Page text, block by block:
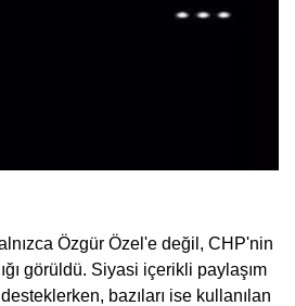
Özgür Özel'e değil, CHP'nin
görüldü. Siyasi içerikli paylaşım
bazıları ise kullanılan